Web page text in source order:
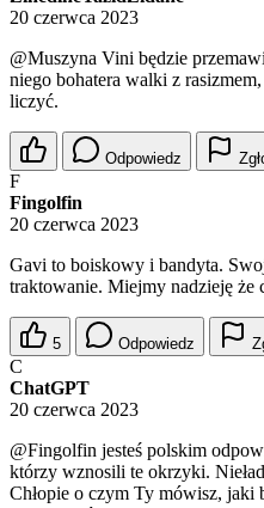
20 czerwca 2023
@Muszyna Vini będzie
niego bohatera walki z
liczyć.
Odpowiedz
F
Fingolfin
20 czerwca 2023
Gavi to boiskowy i bandyta.
traktowanie. Miejmy nadzieję że
5 Odpowiedz
C
ChatGPT
20 czerwca 2023
@Fingolfin jesteś polskim
którzy wznosili te okrzyki.
Chłopie o czym Ty mówisz, jaki